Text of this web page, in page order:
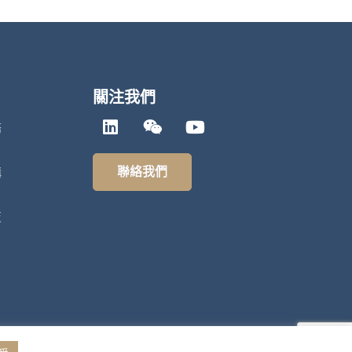
關注我們
聯絡我們